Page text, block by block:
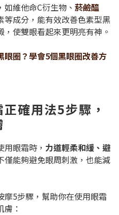
維他命C衍生物、 菸鹼醯
等成分，能有效改善色素型黑
使雙眼看起來更明亮有神。
眼圈？學會5個黑眼圈改善方
確用法5步驟，
眼霜時， 力道輕柔和緩、避
僅能夠避免眼周刺激，也能減
5步驟，幫助你在使用眼霜
：